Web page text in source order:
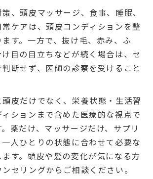
、頭皮マッサージ、食事、睡眠、
ケアは、頭皮コンディションを整
す。一方で、抜け毛、赤み、ふ
目の目立ちなどが続く場合は、セ
断せず、医師の診察を受けること
皮だけでなく、栄養状態・生活習
ションまで含めた医療的な視点で
薬だけ、マッサージだけ、サプリ
人ひとりの状態に合わせて必要な
す。頭皮や髪の変化が気になる方
セリングからご相談ください。